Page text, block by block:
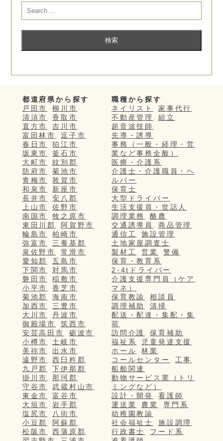
都道府県から探す
戸田市
柳川市
清須市
香取市
直方市
吉川市
富田林市
逗子市
春日市
狛江市
坂東市
釜石市
大町市
紋別郡
防府市
菊池市
青梅市
敦賀市
和泉市
新座市
長井市
安八郡
上山市
佐野市
南国市
牧之原市
東田川郡
阿賀野市
輪島市
柏崎市
弥富市
三養基郡
泉佐野市
常滑市
愛知郡
五島市
下関市
対馬市
磐田市
稲敷市
小平市
香芝市
菊池郡
海南市
加西市
三豊市
大川市
丹波市
御殿場市
筑西市
安芸高田市
砺波市
小樽市
土岐市
美祢市
出水市
遠野市
西臼杵郡
九戸郡
下伊那郡
掛川市
那珂郡
守谷市
武蔵村山市
東金市
富谷市
大垣市
岩手郡
塩尻市
八街市
小豆郡
阿蘇郡
松阪市
西蒲原郡
職種から探す
ネイリスト
家事代行
不動産管理
組立
超音波技師
先導・誘導
事務（一般・経理・営
業など事務全般）
医療・介護系
介護士・介護職員・ヘ
ルパー
保育士
大型ドライバー
生活支援員・世話人
調理業務
酪農
交通誘導員
商品管理
通信工
施設管理
土地家屋調査士
製材工
営業
警備
保育・教育系
2-4tドライバー
介護支援専門員（ケア
マネ）
保育教諭
相談員
調理補助
清掃
配送・配達・集配・集
荷
訪問介護
保育補助
福祉系
児童発達支援
ホール
林業
コールセンター
工事
船舶関連
動物サービス業（トリ
ミングなど）
設計・開発
看護師
運送業
農業
専門系
幼稚園教諭
社会福祉士
施設調理
行政書士
フード系